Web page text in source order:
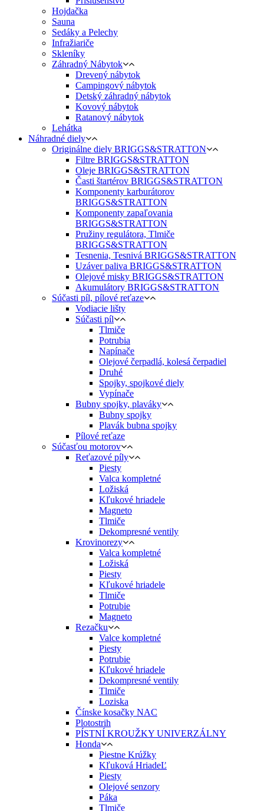
Hojdačka
Sauna
Sedáky a Pelechy
Infražiariče
Skleníky
Záhradný Nábytok
Drevený nábytok
Campingový nábytok
Detský záhradný nábytok
Kovový nábytok
Ratanový nábytok
Lehátka
Náhradné diely
Originálne diely BRIGGS&STRATTON
Filtre BRIGGS&STRATTON
Oleje BRIGGS&STRATTON
Časti štartérov BRIGGS&STRATTON
Komponenty karburátorov
BRIGGS&STRATTON
Komponenty zapaľovania
BRIGGS&STRATTON
Pružiny regulátora, Tlmiče
BRIGGS&STRATTON
Tesnenia, Tesnivá BRIGGS&STRATTON
Uzáver paliva BRIGGS&STRATTON
Olejové misky BRIGGS&STRATTON
Akumulátory BRIGGS&STRATTON
Súčasti píl, pílové reťaze
Vodiacie lišty
Súčasti píl
Tlmiče
Potrubia
Napínače
Olejové čerpadlá, kolesá čerpadiel
Druhé
Spojky, spojkové diely
Vypínače
Bubny spojky, plaváky
Bubny spojky
Plavák bubna spojky
Pílové reťaze
Súčasťou motorov
Reťazové píly
Piesty
Valca kompletné
Ložiská
Kľukové hriadele
Magneto
Tlmiče
Dekompresné ventily
Krovinorezy
Valca kompletné
Ložiská
Piesty
Kľukové hriadele
Tlmiče
Potrubie
Magneto
Rezačku
Valce kompletné
Piesty
Potrubie
Kľukové hriadele
Dekompresné ventily
Tlmiče
Loziska
Čínske kosačky NAC
Plotostrih
PÍSTNÍ KROUŽKY UNIVERZÁLNY
Honda
Piestne Krúžky
Kľuková HriadeĽ
Piesty
Olejové senzory
Páka
Tlmiče